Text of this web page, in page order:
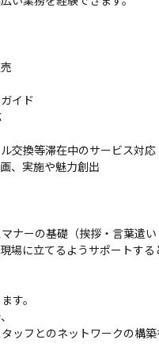
イド
交換等滞在中のサービス対応
、実施や魅力創出
ナーの基礎（挨拶・言葉遣
に立てるようサポートす
す。
ッフとのネットワークの構築